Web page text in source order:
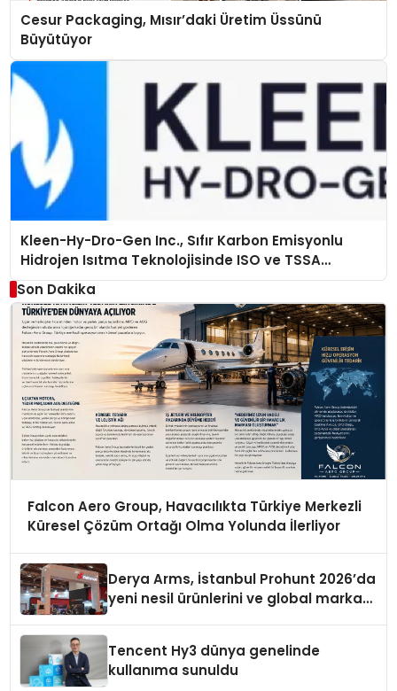
Cesur Packaging, Mısır’daki Üretim Üssünü
Büyütüyor
Kleen-Hy-Dro-Gen Inc., Sıfır Karbon Emisyonlu
Hidrojen Isıtma Teknolojisinde ISO ve TSSA
Düzenleyici Onaylarını Aldı
Son Dakika
Falcon Aero Group, Havacılıkta Türkiye Merkezli
Küresel Çözüm Ortağı Olma Yolunda İlerliyor
Derya Arms, İstanbul Prohunt 2026’da
yeni nesil ürünlerini ve global marka
Tencent Hy3 dünya genelinde
kullanıma sunuldu